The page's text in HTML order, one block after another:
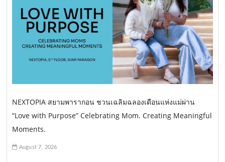
NEXTOPIA สยามพารากอน ชวนเฉลิมฉลองเดือนแห่งแม่ผ่าน
“Love with Purpose” Celebrating Mom. Creating Meaningful
Moments.
August 7, 2026